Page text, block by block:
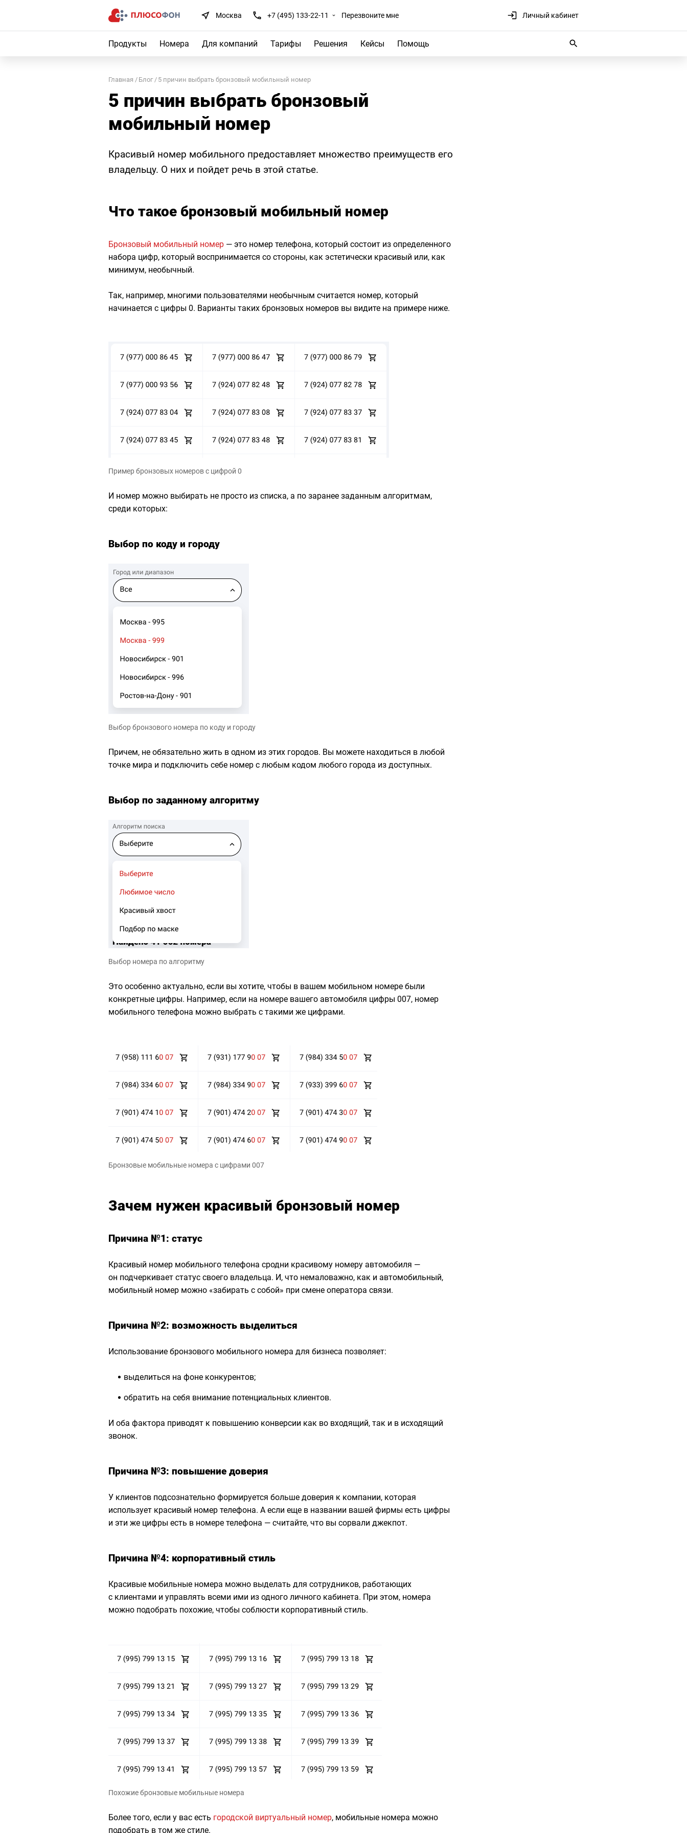
Москва +7 (495) 133-22-11 Перезвоните мне Личный кабинет
Продукты Номера Для компаний Тарифы Решения Кейсы Помощь
Главная Блог 5 причин выбрать бронзовый мобильный номер
5 причин выбрать бронзовый
мобильный номер
Красивый номер мобильного предоставляет множество преимуществ его
владельцу. О них и пойдет речь в этой статье.
Что такое бронзовый мобильный номер
Бронзовый мобильный номер — это номер телефона, который состоит из определенного
набора цифр, который воспринимается со стороны, как эстетически красивый или, как
минимум, необычный.
Так, например, многими пользователями необычным считается номер, который
начинается с цифры 0. Варианты таких бронзовых номеров вы видите на примере ниже.
Пример бронзовых номеров с цифрой 0
И номер можно выбирать не просто из списка, а по заранее заданным алгоритмам,
среди которых:
Выбор по коду и городу
Выбор бронзового номера по коду и городу
Причем, не обязательно жить в одном из этих городов. Вы можете находиться в любой
точке мира и подключить себе номер с любым кодом любого города из доступных.
Выбор по заданному алгоритму
Выбор номера по алгоритму
Это особенно актуально, если вы хотите, чтобы в вашем мобильном номере были
конкретные цифры. Например, если на номере вашего автомобиля цифры 007, номер
мобильного телефона можно выбрать с такими же цифрами.
Бронзовые мобильные номера с цифрами 007
Зачем нужен красивый бронзовый номер
Причина №1: статус
Красивый номер мобильного телефона сродни красивому номеру автомобиля —
он подчеркивает статус своего владельца. И, что немаловажно, как и автомобильный,
мобильный номер можно «забирать с собой» при смене оператора связи.
Причина №2: возможность выделиться
Использование бронзового мобильного номера для бизнеса позволяет:
выделиться на фоне конкурентов;
обратить на себя внимание потенциальных клиентов.
И оба фактора приводят к повышению конверсии как во входящий, так и в исходящий
звонок.
Причина №3: повышение доверия
У клиентов подсознательно формируется больше доверия к компании, которая
использует красивый номер телефона. А если еще в названии вашей фирмы есть цифры
и эти же цифры есть в номере телефона — считайте, что вы сорвали джекпот.
Причина №4: корпоративный стиль
Красивые мобильные номера можно выделать для сотрудников, работающих
с клиентами и управлять всеми ими из одного личного кабинета. При этом, номера
можно подобрать похожие, чтобы соблюсти корпоративный стиль.
Похожие бронзовые мобильные номера
Более того, если у вас есть городской виртуальный номер, мобильные номера можно
подобрать в том же стиле.